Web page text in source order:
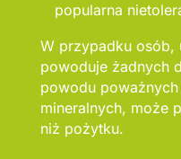
popularna
W przypadku osób,
powoduje żadnych
powodu
mineralnych, może
niż pożytku.